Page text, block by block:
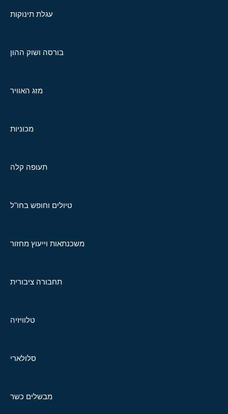
עגלת תינוקות
בורסה ושוק ההון
מזג האוויר
מכוניות
תעופה קלה
טיולים וחופש בחו"ל
משכנתאות וייעוץ מחזור
תחבורה ציבורית
טלוויזיה
סלולארי
מבשלים כשר